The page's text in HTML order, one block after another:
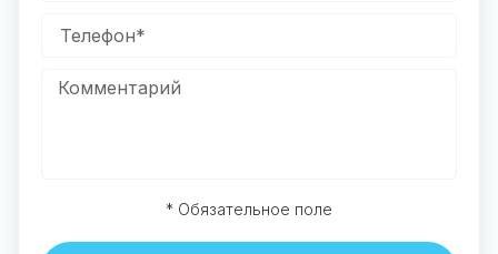
* Обязательное поле